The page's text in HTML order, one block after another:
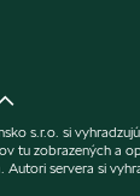
s.r.o. si
tu zobrazených a
Autori servera si